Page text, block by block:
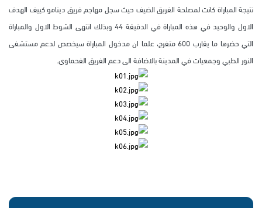
نتيجة المباراة كانت لمصلحة الفريق الضيف حيث سجل مهاجم فريق دينامو كييف الهدف
الاول والوحيد في هذه المباراة في الدقيقة 44 وبذلك انتهى الشوط الاول والمباراة
التي حضرها ما يقارب 600 متفرج، علما ان مدخول المباراة سيخصص لدعم مستشفى
النور الطبي وجمعيات في المدينة بالاضافة الى دعم الفريق الفحماوي.